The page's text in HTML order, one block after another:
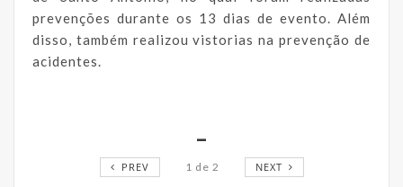
prevenções durante os 13 dias de evento. Além
disso, também realizou vistorias na prevenção de
acidentes.
PREV 1 de 2 NEXT